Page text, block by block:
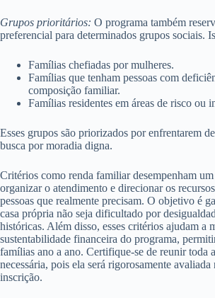
Grupos prioritários: O programa também
preferencial para determinados grupos sociais.
Famílias chefiadas por mulheres.
Famílias que tenham pessoas com
composição familiar.
Famílias residentes em áreas de risco ou
Esses grupos são priorizados por enfrentarem
busca por moradia digna.
Critérios como renda familiar desempenham um
organizar o atendimento e direcionar os
pessoas que realmente precisam. O objetivo é
casa própria não seja dificultado por
históricas. Além disso, esses critérios ajudam a
sustentabilidade financeira do programa,
famílias ano a ano. Certifique-se de reunir toda
necessária, pois ela será rigorosamente
inscrição.